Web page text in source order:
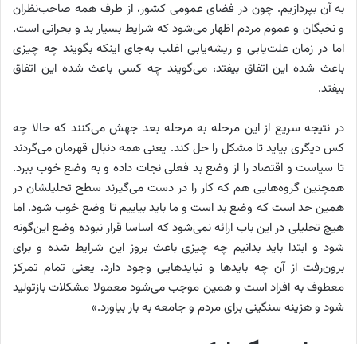
به آن بپردازیم. چون در فضای عمومی کشور، از طرف همه صاحب‌نظران
و نخبگان و عموم مردم اظهار می‌شود که شرایط بسیار بد و بحرانی است.
اما در زمان علت‌یابی و ریشه‌یابی اغلب به‌جای اینکه بگویند چه‌ چیزی
باعث شده این اتفاق بیفتد، می‌گویند چه کسی باعث شده این اتفاق
بیفتد.
در نتیجه سریع از این مرحله به مرحله بعد جهش می‌کنند که حالا چه
‌کس دیگری بیاید تا مشکل را حل کند. یعنی همه دنبال قهرمان می‌گردند
تا سیاست و اقتصاد را از وضع بد فعلی نجات داده و به وضع خوب ببرد.
همچنین گروه‌هایی هم که کار را در دست می‌گیرند سطح تحلیلشان در
همین حد است که وضع بد است و ما باید بیاییم تا وضع خوب شود. اما
هیچ تحلیلی در این باب ارائه نمی‌شود که اساسا قرار نبوده وضع این‌گونه
شود و ابتدا باید بدانیم چه چیزی باعث بروز این شرایط شده و برای
برون‌رفت از آن چه باید‌ها و نبایدهایی وجود دارد. یعنی تمام تمرکز
معطوف به افراد است و همین موجب می‌شود معمولا مشکلات بازتولید
شود و هزینه سنگینی برای مردم و جامعه به بار بیاورد.»